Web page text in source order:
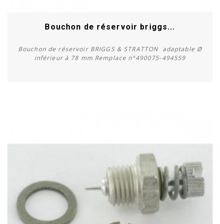
Bouchon de réservoir briggs...
Bouchon de réservoir BRIGGS & STRATTON adaptable Ø
inférieur à 78 mm Remplace n°490075-494559